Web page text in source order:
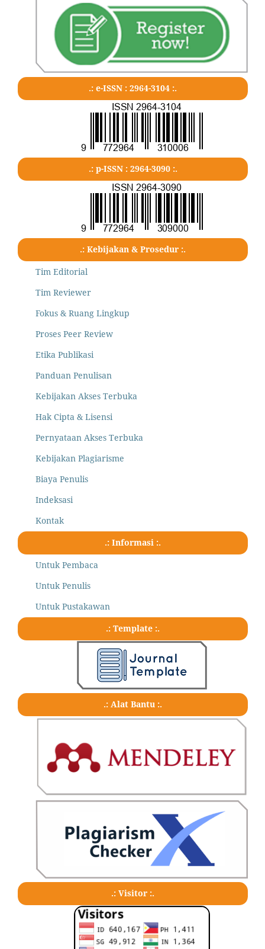
.: e-ISSN : 2964-3104 :.
.: p-ISSN : 2964-3090 :.
.: Kebijakan & Prosedur :.
Tim Editorial
Tim Reviewer
Fokus & Ruang Lingkup
Proses Peer Review
Etika Publikasi
Panduan Penulisan
Kebijakan Akses Terbuka
Hak Cipta & Lisensi
Pernyataan Akses Terbuka
Kebijakan Plagiarisme
Biaya Penulis
Indeksasi
Kontak
.: Informasi :.
Untuk Pembaca
Untuk Penulis
Untuk Pustakawan
.: Template :.
.: Alat Bantu :.
.: Visitor :.